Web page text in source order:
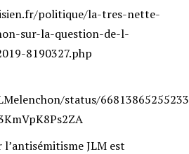
politique/la-tres-nette-
sur-la-question-de-l-
8190327.php
status/
JLM est